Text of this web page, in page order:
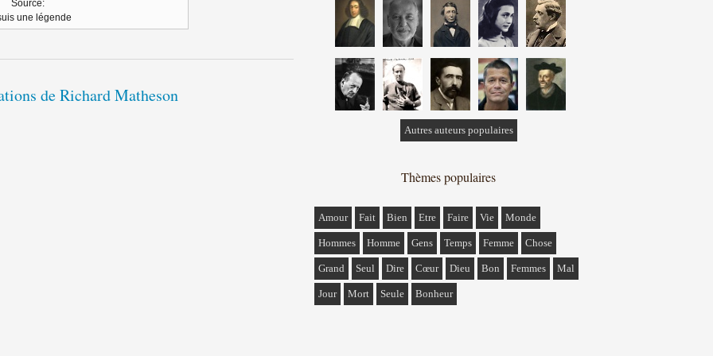
Source:
une légende
de Richard Matheson
Autres auteurs populaires
Thèmes populaires
Amour Fait Bien Etre Faire Vie Monde
Hommes Homme Gens Temps Femme Chose
Grand Seul Dire Cœur Dieu Bon Femmes Mal
Jour Mort Seule Bonheur